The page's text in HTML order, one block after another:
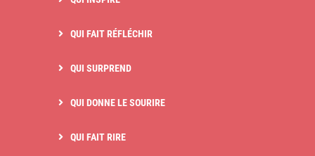
QUI FAIT RÉFLÉCHIR
QUI SURPREND
QUI DONNE LE SOURIRE
QUI FAIT RIRE